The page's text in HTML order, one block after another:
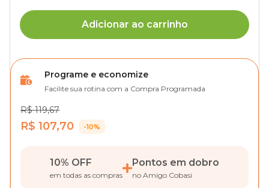
Adicionar ao carrinho
Programe e economize
Facilite sua rotina com a Compra Programada
R$ 119,67
R$ 107,70 -10%
10% OFF
em todas as compras
Pontos em dobro
no Amigo Cobasi